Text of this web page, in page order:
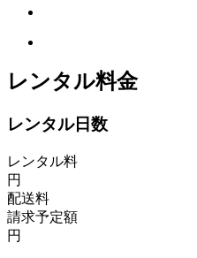
レンタル料金
レンタル日数
レンタル料
円
配送料
請求予定額
円